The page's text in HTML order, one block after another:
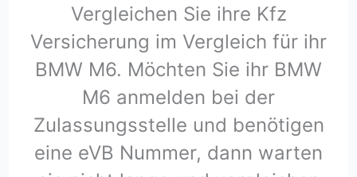
Vergleichen Sie ihre Kfz
Versicherung im Vergleich für ihr
BMW M6. Möchten Sie ihr BMW
M6 anmelden bei der
Zulassungsstelle und benötigen
eine eVB Nummer, dann warten